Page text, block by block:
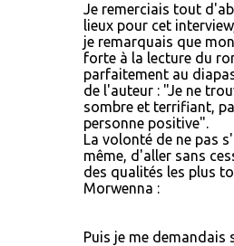
Je remerciais tout
lieux pour cet
je remarquais que
forte à la lecture du
parfaitement au
de l'auteur : "Je ne
sombre et terrifiant,
personne positive".
La volonté de ne pas
même, d'aller sans
des qualités les plus
Morwenna :
Puis je me demandais